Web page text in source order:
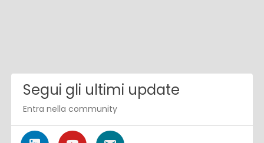
Segui gli ultimi update
Entra nella community